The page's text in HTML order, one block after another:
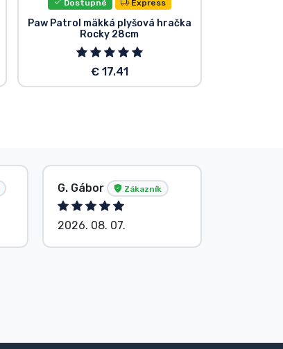
Dostupné Express
Paw Patrol mäkká plyšová hračka
Rocky 28cm
€ 17.41
G. Gábor Zákazník
2026. 08. 07.